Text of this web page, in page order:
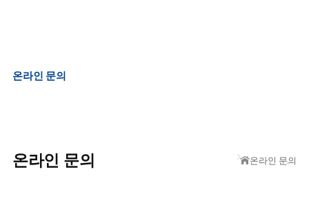
온라인 문의
온라인 문의 온라인 문의